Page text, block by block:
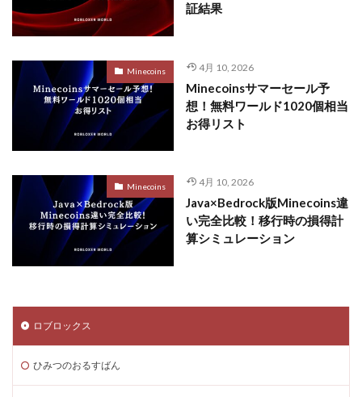
証結果
Minecoins 4月 10, 2026
Minecoinsサマーセール予
想！無料ワールド1020個相当
お得リスト
Minecoins 4月 10, 2026
Java×Bedrock版Minecoins違
い完全比較！移行時の損得計
算シミュレーション
ロブロックス
ひみつのおるすばん